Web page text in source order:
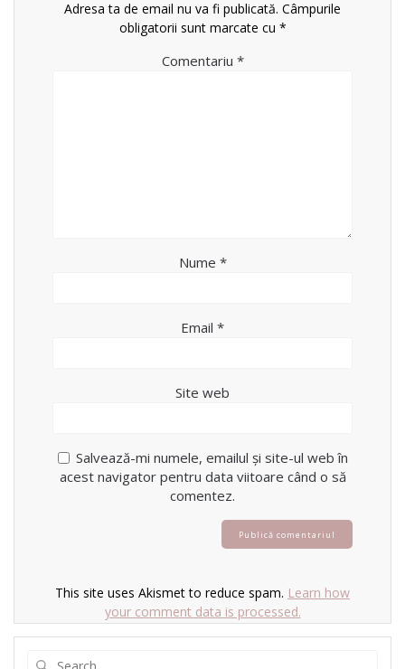
Adresa ta de email nu va fi publicată. Câmpurile
obligatorii sunt marcate cu *
Comentariu *
Nume *
Email *
Site web
Salvează-mi numele, emailul și site-ul web în
acest navigator pentru data viitoare când o să
comentez.
This site uses Akismet to reduce spam. Learn how
your comment data is processed.